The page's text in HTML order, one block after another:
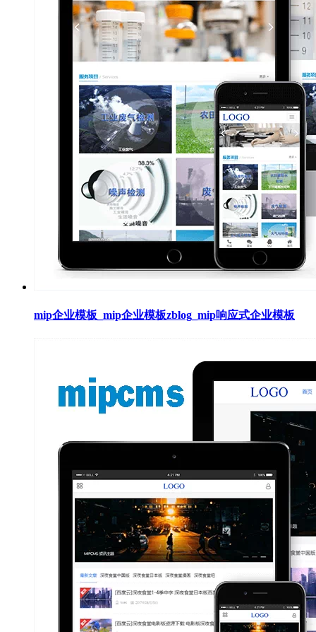
mip企业模板_mip企业模板zblog_mip响应式企业模板